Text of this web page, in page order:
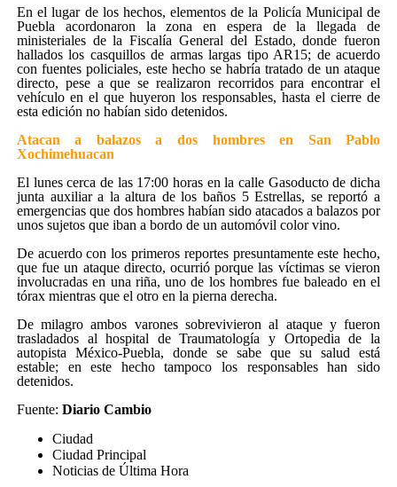
En el lugar de los hechos, elementos de la Policía Municipal de
Puebla acordonaron la zona en espera de la llegada de
ministeriales de la Fiscalía General del Estado, donde fueron
hallados los casquillos de armas largas tipo AR15; de acuerdo
con fuentes policiales, este hecho se habría tratado de un ataque
directo, pese a que se realizaron recorridos para encontrar el
vehículo en el que huyeron los responsables, hasta el cierre de
esta edición no habían sido detenidos.
Atacan a balazos a dos hombres en San Pablo
Xochimehuacan
El lunes cerca de las 17:00 horas en la calle Gasoducto de dicha
junta auxiliar a la altura de los baños 5 Estrellas, se reportó a
emergencias que dos hombres habían sido atacados a balazos por
unos sujetos que iban a bordo de un automóvil color vino.
De acuerdo con los primeros reportes presuntamente este hecho,
que fue un ataque directo, ocurrió porque las víctimas se vieron
involucradas en una riña, uno de los hombres fue baleado en el
tórax mientras que el otro en la pierna derecha.
De milagro ambos varones sobrevivieron al ataque y fueron
trasladados al hospital de Traumatología y Ortopedia de la
autopista México-Puebla, donde se sabe que su salud está
estable; en este hecho tampoco los responsables han sido
detenidos.
Fuente: Diario Cambio
Ciudad
Ciudad Principal
Noticias de Última Hora